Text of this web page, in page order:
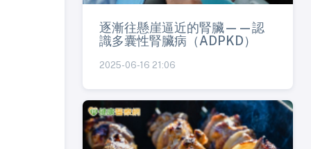
逐漸往懸崖逼近的腎臟——認
識多囊性腎臟病（ADPKD）
2025-06-16 21:06